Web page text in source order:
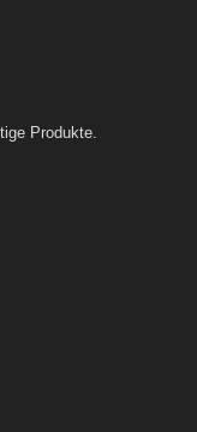
Produkte.